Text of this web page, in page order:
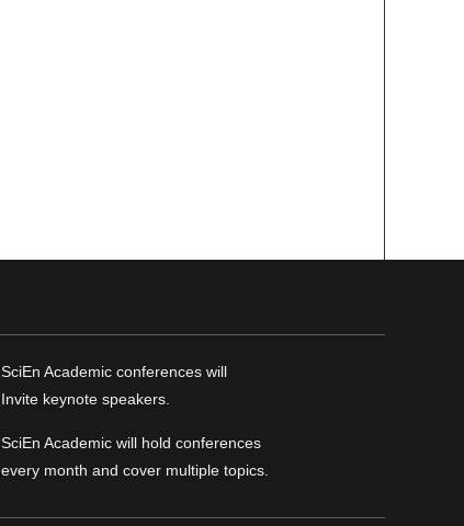
SciEn Academicconferences will
Invite keynote speakers.
SciEn Academicwill hold conferences
every month and cover multiple topics.